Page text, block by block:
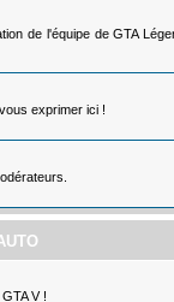
de l'équipe de GTA
exprimer ici !
V !